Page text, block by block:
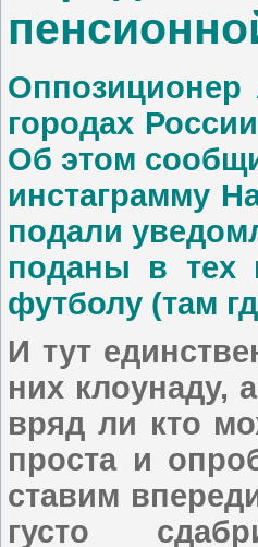
городах
Об этом
инстаграмму
подали
поданы в тех
футболу (там
И тут
них клоунаду,
вряд ли кто
проста и
ставим
густо